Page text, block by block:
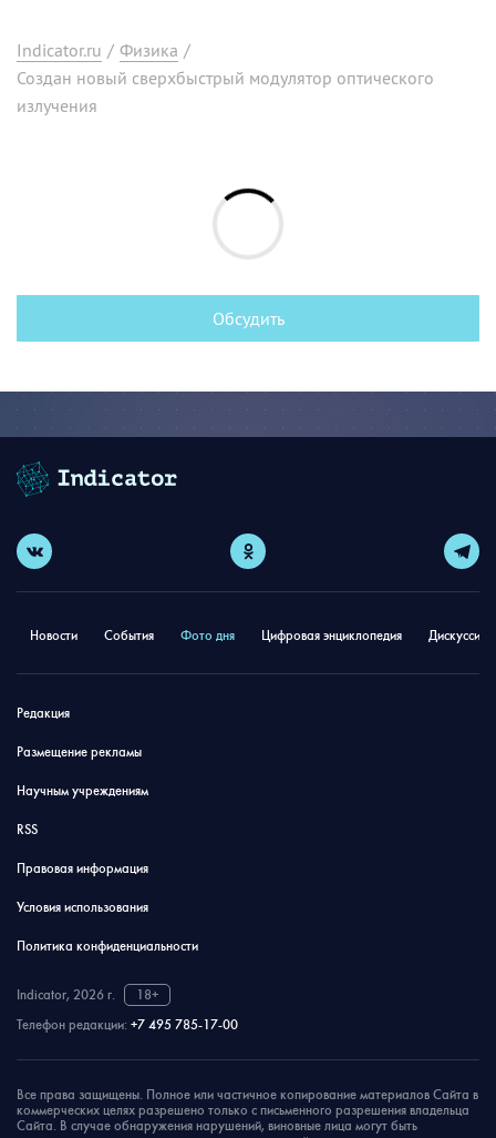
Indicator.ru / Физика /
Создан новый сверхбыстрый модулятор оптического
излучения
Обсудить
Новости События Фото дня Цифровая энциклопедия
Редакция
Размещение рекламы
Научным учреждениям
RSS
Правовая информация
Условия использования
Политика конфиденциальности
Indicator, 2026 г.
18+
Телефон редакции: +7 495 785-17-00
Все права защищены. Полное или частичное копирование материалов Сайта в
коммерческих целях разрешено только с письменного разрешения владельца
Сайта. В случае обнаружения нарушений, виновные лица могут быть